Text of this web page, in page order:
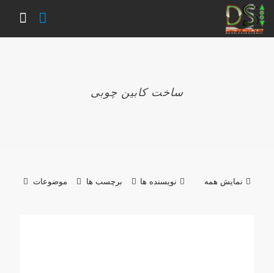
ساخت کابین چوبی
موضوعات برچسب ها نویسنده ها نمایش همه